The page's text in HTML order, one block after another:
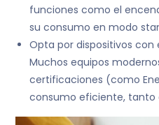
funciones como el
su consumo en modo
Opta por dispositivos
Muchos equipos
certificaciones (como
consumo eficiente, tanto